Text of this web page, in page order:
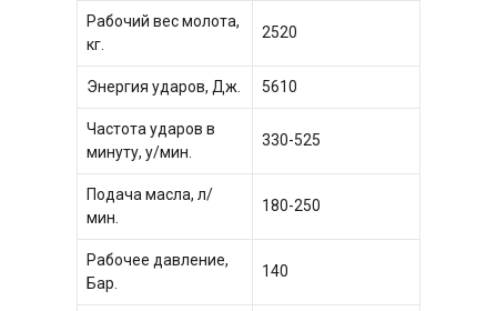
Рабочий вес молота,
кг.
2520
Энергия ударов, Дж. 5610
Частота ударов в
минуту, у/мин.
330-525
Подача масла, л/
мин.
180-250
Рабочее давление,
Бар.
140